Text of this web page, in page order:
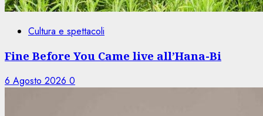
Cultura e spettacoli
Fine Before You Came live all’Hana-Bi
6 Agosto 2026 0